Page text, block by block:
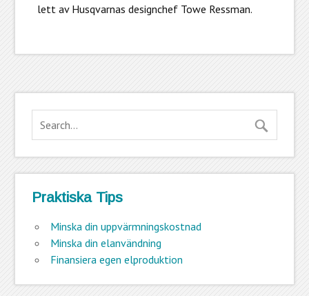
lett av Husqvarnas designchef Towe Ressman.
Praktiska Tips
Minska din uppvärmningskostnad
Minska din elanvändning
Finansiera egen elproduktion